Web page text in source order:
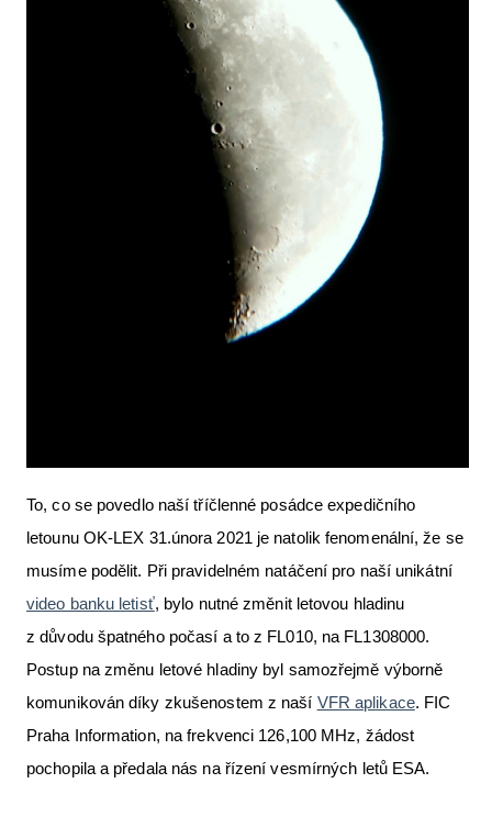
To, co se povedlo naší tříčlenné posádce expedičního
letounu OK-LEX 31.února 2021 je natolik fenomenální, že se
musíme podělit. Při pravidelném natáčení pro naší unikátní
video banku letisť, bylo nutné změnit letovou hladinu
z důvodu špatného počasí a to z FL010, na FL1308000.
Postup na změnu letové hladiny byl samozřejmě výborně
komunikován díky zkušenostem z naší VFR aplikace. FIC
Praha Information, na frekvenci 126,100 MHz, žádost
pochopila a předala nás na řízení vesmírných letů ESA.
Nabídky práce v letectví
Inzerujte s námi
E-SHOP